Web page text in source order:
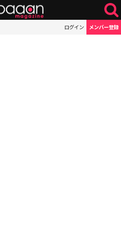
ログイン メンバー登録